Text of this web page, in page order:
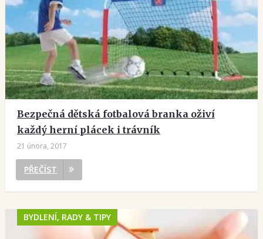
Bezpečná dětská fotbalová branka oživí
každý herní plácek i trávník
21 února, 2017
PŘEČÍST
BYDLENÍ, RADY & TIPY